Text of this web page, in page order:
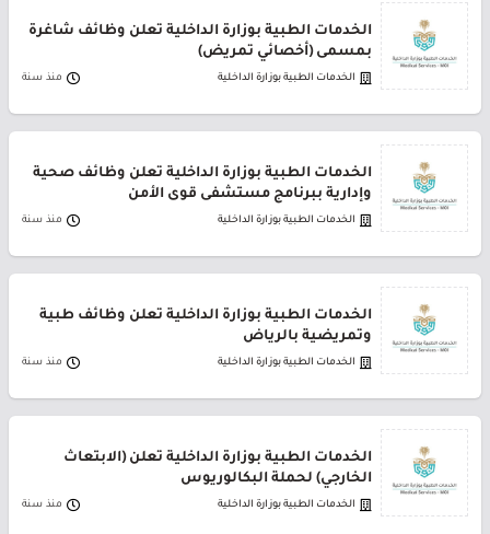
الخدمات الطبية بوزارة الداخلية تعلن وظائف شاغرة
بمسمى (أخصائي تمريض)
الخدمات الطبية بوزارة الداخلية منذ سنة
الخدمات الطبية بوزارة الداخلية تعلن وظائف صحية
وإدارية ببرنامج مستشفى قوى الأمن
الخدمات الطبية بوزارة الداخلية منذ سنة
الخدمات الطبية بوزارة الداخلية تعلن وظائف طبية
وتمريضية بالرياض
الخدمات الطبية بوزارة الداخلية منذ سنة
الخدمات الطبية بوزارة الداخلية تعلن (الابتعاث
الخارجي) لحملة البكالوريوس
الخدمات الطبية بوزارة الداخلية منذ سنة